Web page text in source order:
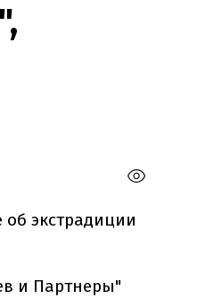
экстрадиции
и Партнеры"